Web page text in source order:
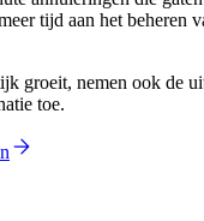
tijd aan het beheren
groeit, nemen ook de
toe.